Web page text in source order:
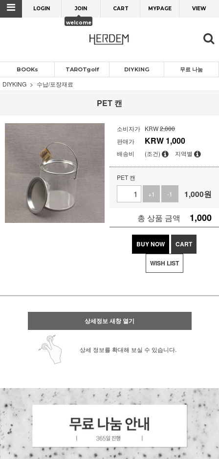
LOGIN
JOIN
welcome
CART MYPAGE VIEW
BOOKs TAROTgolf DIYKING 무료 나눔
DIYKING 수납/포장재료
PET 캔
소비자가 KRW2,000
판매가
KRW 1,000
배송비 (조건) 지역별
PET 캔
+1
-1 1,000원
총 상품 금액 1,000
BUY NOW CART
WISH LIST
상세정보 새창 열기
상세 정보를 확대해 보실 수 있습니다.